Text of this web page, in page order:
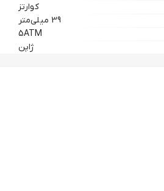
کوارتز
39 میلی‌متر
5ATM
ژاپن